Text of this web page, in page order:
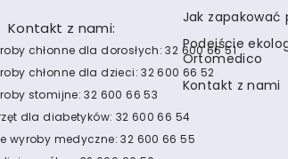
Kontakt z nami:
chłonne dla dorosłych: 32 600 66 51
chłonne dla dzieci: 32 600 66 52
stomijne: 32 600 66 53
dla diabetyków: 32 600 66 54
wyroby medyczne: 32 600 66 55
Jak zapakować
Podejście
Ortomedico
Kontakt z nami